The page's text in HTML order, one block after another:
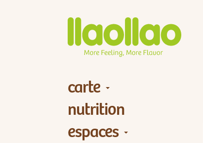
carte
nutrition
espaces